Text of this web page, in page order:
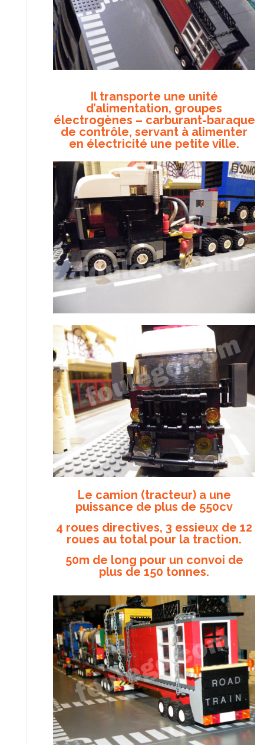
Il transporte une unité
d’alimentation, groupes
électrogènes – carburant-baraque
de contrôle, servant à alimenter
en électricité une petite ville.
Le camion (tracteur) a une
puissance de plus de 550cv
4 roues directives, 3 essieux de 12
roues au total pour la traction.
50m de long pour un convoi de
plus de 150 tonnes.